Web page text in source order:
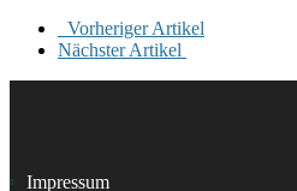
Vorheriger Artikel
Nächster Artikel
Impressum